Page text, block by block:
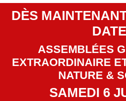
DÈS
ASSEMBLÉES
EXTRAORDINAIRE
NATURE &
SAMEDI 6